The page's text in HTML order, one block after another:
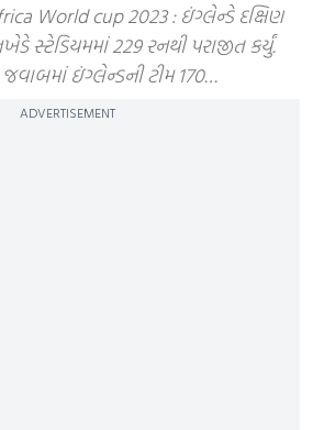
World cup 2023 : ઇંગ્લેન્ડે દક્ષિણ
સ્ટેડિયમમાં 229 રનથી પરાજીત કર્યું.
ઇંગ્લેન્ડની ટીમ 170…
ADVERTISEMENT